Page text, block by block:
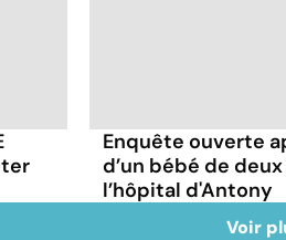
Enquête ouverte
d’un bébé de
l’hôpital d'Antony
Voir